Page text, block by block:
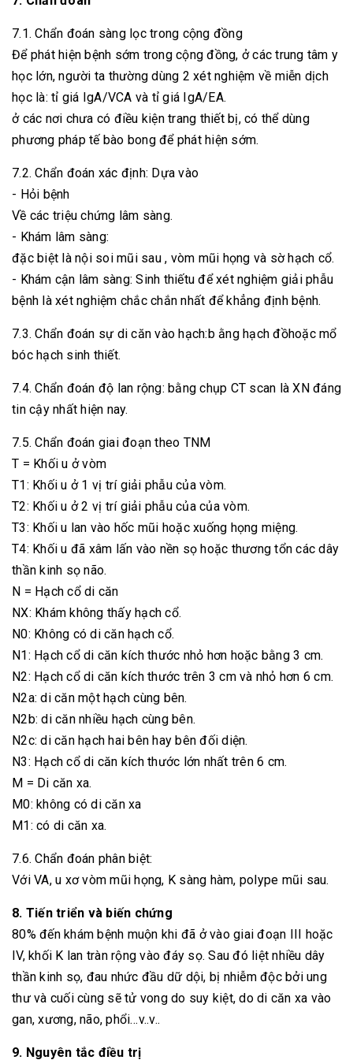
7.1. Chẩn đoán sàng lọc trong cộng đồng
Để phát hiện bệnh sớm trong cộng đồng, ở các trung tâm y
học lớn, người ta thường dùng 2 xét nghiệm về miễn dịch
học là: tỉ giá IgA/VCA và tỉ giá IgA/EA.
ở các nơi chưa có điều kiện trang thiết bị, có thể dùng
phương pháp tế bào bong để phát hiện sớm.
7.2. Chẩn đoán xác định: Dựa vào
- Hỏi bệnh
Về các triệu chứng lâm sàng.
- Khám lâm sàng:
đặc biệt là nội soi mũi sau , vòm mũi họng và sờ hạch cổ.
- Khám cận lâm sàng: Sinh thiếtu để xét nghiệm giải phẫu
bệnh là xét nghiệm chắc chắn nhất để khẳng định bệnh.
7.3. Chẩn đoán sự di căn vào hạch:b ằng hạch đồhoặc mổ
bóc hạch sinh thiết.
7.4. Chẩn đoán độ lan rộng: bằng chụp CT scan là XN đáng
tin cậy nhất hiện nay.
7.5. Chẩn đoán giai đoạn theo TNM
T = Khối u ở vòm
T1: Khối u ở 1 vị trí giải phẫu của vòm.
T2: Khối u ở 2 vị trí giải phẫu của của vòm.
T3: Khối u lan vào hốc mũi hoặc xuống họng miệng.
T4: Khối u đã xâm lấn vào nền sọ hoặc thương tổn các dây
thần kinh sọ não.
N = Hạch cổ di căn
NX: Khám không thấy hạch cổ.
N0: Không có di căn hạch cổ.
N1: Hạch cổ di căn kích thước nhỏ hơn hoặc bằng 3 cm.
N2: Hạch cổ di căn kích thước trên 3 cm và nhỏ hơn 6 cm.
N2a: di căn một hạch cùng bên.
N2b: di căn nhiều hạch cùng bên.
N2c: di căn hạch hai bên hay bên đối diện.
N3: Hạch cổ di căn kích thước lớn nhất trên 6 cm.
M = Di căn xa.
M0: không có di căn xa
M1: có di căn xa.
7.6. Chẩn đoán phân biệt:
Với VA, u xơ vòm mũi họng, K sàng hàm, polype mũi sau.
8. Tiến triển và biến chứng
80% đến khám bệnh muộn khi đã ở vào giai đoạn III hoặc
IV, khối K lan tràn rộng vào đáy sọ. Sau đó liệt nhiều dây
thần kinh sọ, đau nhức đầu dữ dội, bị nhiễm độc bởi ung
thư và cuối cùng sẽ tử vong do suy kiệt, do di căn xa vào
gan, xương, não, phổi…v..v..
9. Nguyên tắc điều trị